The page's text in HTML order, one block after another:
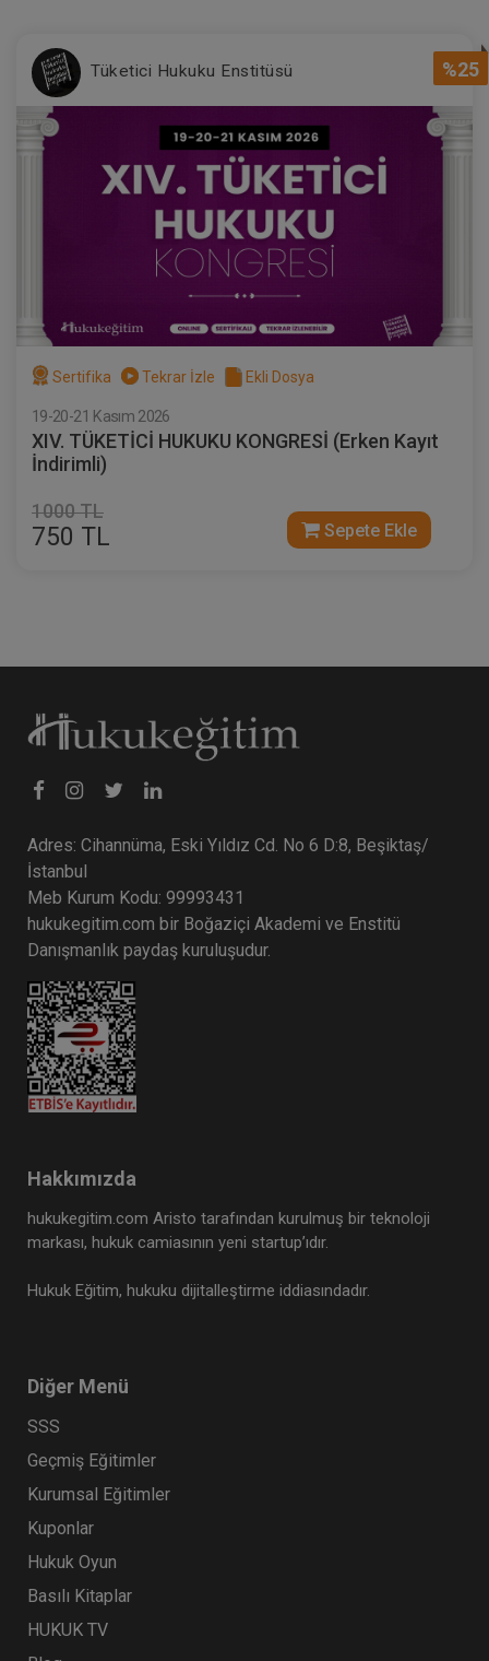
%25
Tüketici Hukuku Enstitüsü
Sertifika Tekrar İzle Ekli Dosya
19-20-21 Kasım 2026
XIV. TÜKETİCİ HUKUKU KONGRESİ (Erken Kayıt
İndirimli)
1000 TL
750 TL Sepete Ekle
Adres: Cihannüma, Eski Yıldız Cd. No 6 D:8, Beşiktaş/
İstanbul
Meb Kurum Kodu: 99993431
hukukegitim.com bir Boğaziçi Akademi ve Enstitü
Danışmanlık paydaş kuruluşudur.
Hakkımızda
hukukegitim.com Aristo tarafından kurulmuş bir teknoloji
markası, hukuk camiasının yeni startup’ıdır.
Hukuk Eğitim, hukuku dijitalleştirme iddiasındadır.
Diğer Menü
SSS
Geçmiş Eğitimler
Kurumsal Eğitimler
Kuponlar
Hukuk Oyun
Basılı Kitaplar
HUKUK TV